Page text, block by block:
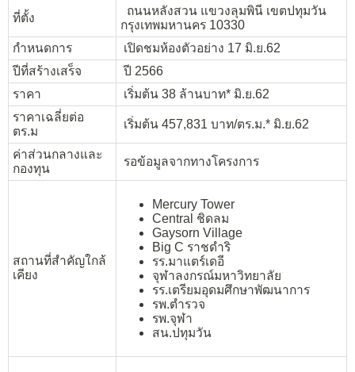
ที่ตั้ง
ถนนหลังสวน แขวงลุมพินี เขตปทุมวัน
กรุงเทพมหานคร 10330
กำหนดการ
เปิดชมห้องตัวอย่าง 17 มิ.ย.62
ปีที่สร้างเสร็จ
ปี 2566
ราคา
เริ่มต้น 38 ล้านบาท* มิ.ย.62
ราคาเฉลี่ยต่อ
ตร.ม
เริ่มต้น 457,831 บาท/ตร.ม.* มิ.ย.62
ค่าส่วนกลางและ
กองทุน
รอข้อมูลจากทางโครงการ
สถานที่สำคัญใกล้
เคียง
Mercury Tower
Central ชิดลม
Gaysorn Village
Big C ราชดำริ
รร.มาแตร์เดอี
จุฬาลงกรณ์มหาวิทยาลัย
รร.เตรียมอุดมศึกษาพัฒนาการ
รพ.ตำรวจ
รพ.จุฬา
สน.ปทุมวัน